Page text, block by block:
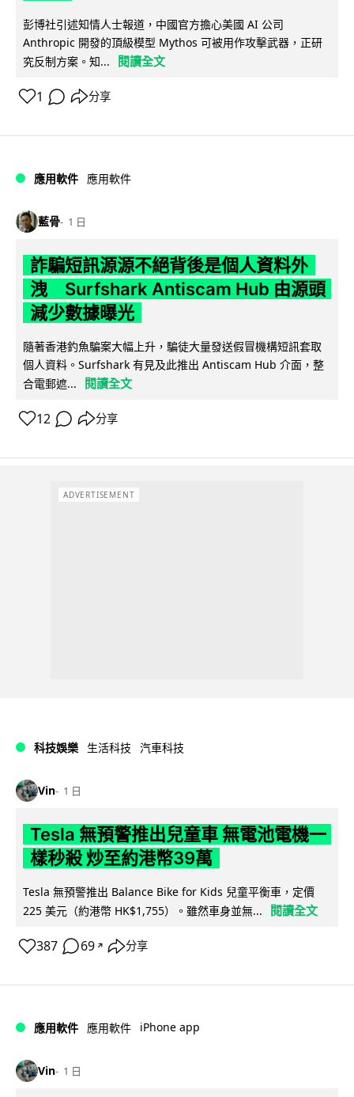
彭博社引述知情人士報道，中國官方擔心美國 AI 公司
Anthropic 開發的頂級模型 Mythos 可被用作攻擊武器，正研
究反制方案。知...
閱讀全文
1 分享
應用軟件 應用軟件
藍骨 1 日
詐騙短訊源源不絕背後是個人資料外
洩 Surfshark Antiscam Hub 由源頭
減少數據曝光
隨著香港釣魚騙案大幅上升，騙徒大量發送假冒機構短訊套取
個人資料。Surfshark 有見及此推出 Antiscam Hub 介面，整
合電郵遮...
閱讀全文
12 分享
ADVERTISEMENT
科技娛樂 生活科技 汽車科技
Vin 1 日
Tesla 無預警推出兒童車 無電池電機一
樣秒殺 炒至約港幣39萬
Tesla 無預警推出 Balance Bike for Kids 兒童平衡車，定價
225 美元（約港幣 HK$1,755）。雖然車身並無...
閱讀全文
387 69 ↗ 分享
應用軟件 應用軟件 iPhone app
Vin 1 日